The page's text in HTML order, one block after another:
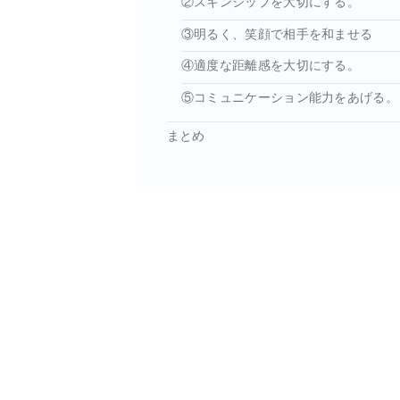
③明るく、笑顔で相手を和ませる
④適度な距離感を大切にする。
⑤コミュニケーション能力をあげる。
まとめ